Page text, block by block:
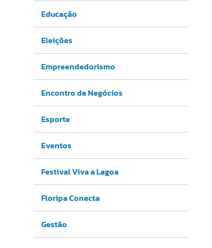
Educação
Eleições
Empreendedorismo
Encontro de Negócios
Esporte
Eventos
Festival Viva a Lagoa
Floripa Conecta
Gestão